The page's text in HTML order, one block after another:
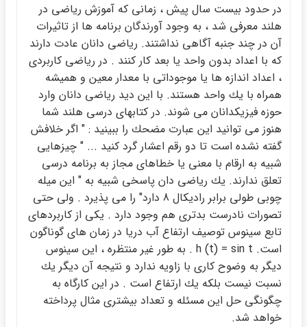
در حدود بيست سال پيش ، زماني كه آموزش رياضي در
هلند معرفي شد ، به وجود آورندگان برنامه ها از تاثيرات
آن در چند جنبه آگاهي نداشتند. رياضي دانان عادت دارند
كه با اعداد بدون واحد يا بعد كار كنند . در رياضي كاربردي
، اعداد اندازه ها يا موجوداتي با معدار معين و هميشه
همراه با يك واحد هستند. با اين ديد رياضي دانان وارد
حوزه فيزيكدانان مي شوند. در كتابهاي درسي هلند شما
هنوز مي توانيد اين عبارت مضحك را ببينيد : " اگر خلافش
گفته نشده است تا دو رقم اعشار گرد كنيد ... " چيزهايي
شبيه به ارقام با معني يا خطاهاي مجاز به برنامه درسي
تعلق ندارند. يك رياضي دان پاسخي شبيه به " اين ميله
چوبي طولي برابر راديكال 8 دارد" را مي پذيرد . ولي حتي
تصورات نادرست بدتري هم وجود دارد . يكي از كاربردهاي
تابع سينوس توصيف ارتفاع آب دريا در زمان هاي گوناگون
است. h (t) = sin t . به طور غير منتظره ، اين سينوس
ديگر به وضوح كاري با زاويه ندارد و نتيجه آن ديگر يك
نسبت نيست بلكه يك ارتفاع است . در اين كارگاه به
چگونگي حل اين مسئله و تعداد بيشتري مثال پرداخته
خواهد شد.